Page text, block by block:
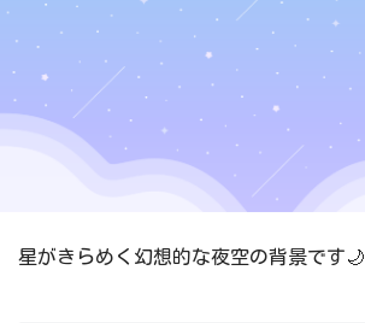
星がきらめく幻想的な夜空の背景です🌙